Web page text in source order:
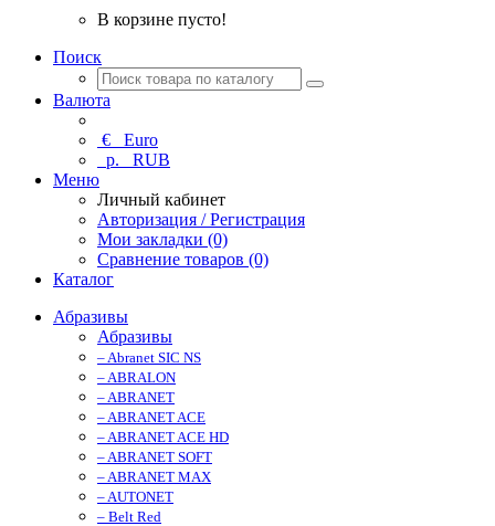
В корзине пусто!
Поиск
Валюта
€ Euro
р. RUB
Меню
Личный кабинет
Авторизация / Регистрация
Мои закладки (0)
Сравнение товаров (0)
Каталог
Абразивы
Абразивы
– Abranet SIC NS
– ABRALON
– ABRANET
– ABRANET ACE
– ABRANET ACE HD
– ABRANET SOFT
– ABRANET MAX
– AUTONET
– Belt Red